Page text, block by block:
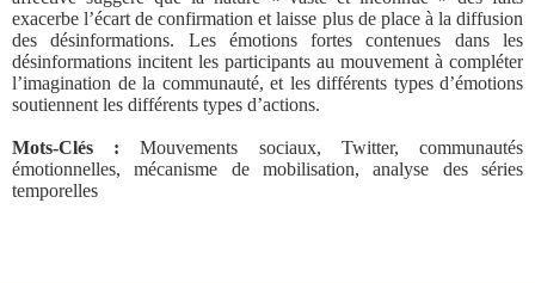
exacerbe l’écart de confirmation et laisse plus de place à la diffusion
des désinformations. Les émotions fortes contenues dans les
désinformations incitent les participants au mouvement à compléter
l’imagination de la communauté, et les différents types d’émotions
soutiennent les différents types d’actions.
Mots-Clés : Mouvements sociaux, Twitter, communautés
émotionnelles, mécanisme de mobilisation, analyse des séries
temporelles